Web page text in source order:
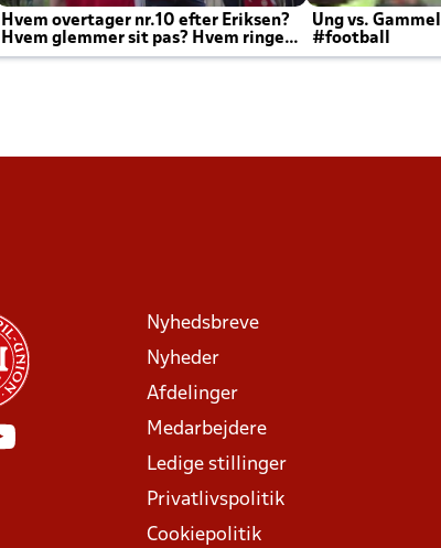
Hvem overtager nr.10 efter Eriksen?
Hvem glemmer sit pas? Hvem ringer
Joachim altid til efter kampe?
Ung vs.
#football
Nyhedsbreve
Nyheder
Afdelinger
Medarbejdere
Ledige stillinger
Privatlivspolitik
Cookiepolitik